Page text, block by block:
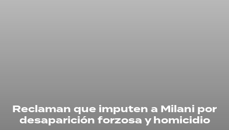
Reclaman que imputen a Milani por
desaparición forzosa y homicidio
PALABRAS